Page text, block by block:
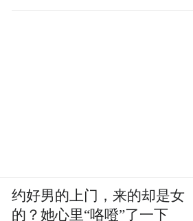
位3000个左右。
约好男的上门，来的却是女
的？她心里“咯噔”了一下